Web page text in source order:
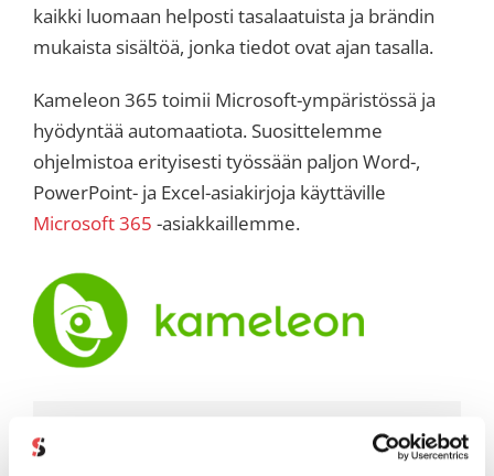
kaikki luomaan helposti tasalaatuista ja brändin
mukaista sisältöä, jonka tiedot ovat ajan tasalla.
Kameleon 365 toimii Microsoft-ympäristössä ja
hyödyntää automaatiota. Suosittelemme
ohjelmistoa erityisesti työssään paljon Word-,
PowerPoint- ja Excel-asiakirjoja käyttäville
Microsoft 365 -asiakkaillemme.